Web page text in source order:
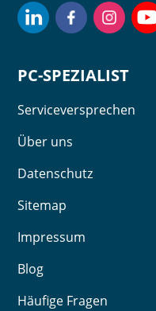
PC-SPEZIALIST
Serviceversprechen
Über uns
Datenschutz
Sitemap
Impressum
Blog
Häufige Fragen